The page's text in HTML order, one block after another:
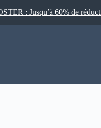
: Jusqu’à 60% de